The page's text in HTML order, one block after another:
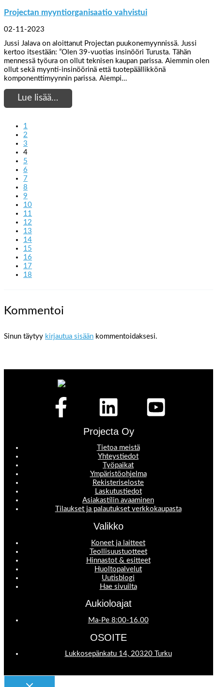
Projectan myyntiorganisaatio vahvistui
02-11-2023
Jussi Jalava on aloittanut Projectan puukonemyynnissä. Jussi
kertoo itsestään: ”Olen 39-vuotias insinööri Turusta. Tähän
mennessä työura on ollut teknisen kaupan parissa. Aiemmin olen
ollut sekä myynti-insinöörinä että tuotepäällikkönä
komponenttimyynnin parissa. Aiempi…
Lue lisää…
1
2
3
4
5
6
7
8
9
10
11
12
13
14
15
16
17
18
Kommentoi
Sinun täytyy kirjautua sisään kommentoidaksesi.
Projecta Oy
Tietoa meistä
Yhteystiedot
Työpaikat
Ympäristöohjelma
Rekisteriseloste
Laskutustiedot
Asiakastilin avaaminen
Tilaukset ja palautukset verkkokaupasta
Valikko
Koneet ja laitteet
Teollisuustuotteet
Hinnastot & esitteet
Huoltopalvelut
Uutisblogi
Hae sivuilta
Aukioloajat
Ma-Pe 8:00-16.00
OSOITE
Lukkosepänkatu 14, 20320 Turku